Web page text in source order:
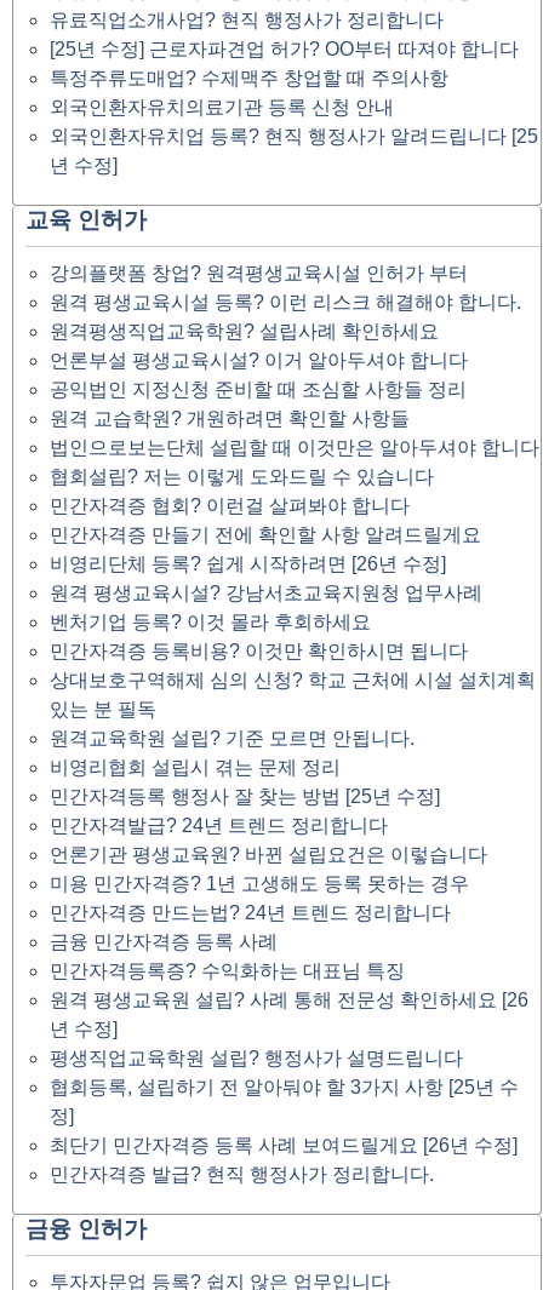
유료직업소개사업? 현직 행정사가 정리합니다
[25년 수정] 근로자파견업 허가? OO부터 따져야 합니다
특정주류도매업? 수제맥주 창업할 때 주의사항
외국인환자유치의료기관 등록 신청 안내
외국인환자유치업 등록? 현직 행정사가 알려드립니다 [25
년 수정]
교육 인허가
강의플랫폼 창업? 원격평생교육시설 인허가 부터
원격 평생교육시설 등록? 이런 리스크 해결해야 합니다.
원격평생직업교육학원? 설립사례 확인하세요
언론부설 평생교육시설? 이거 알아두셔야 합니다
공익법인 지정신청 준비할 때 조심할 사항들 정리
원격 교습학원? 개원하려면 확인할 사항들
법인으로보는단체 설립할 때 이것만은 알아두셔야 합니다
협회설립? 저는 이렇게 도와드릴 수 있습니다
민간자격증 협회? 이런걸 살펴봐야 합니다
민간자격증 만들기 전에 확인할 사항 알려드릴게요
비영리단체 등록? 쉽게 시작하려면 [26년 수정]
원격 평생교육시설? 강남서초교육지원청 업무사례
벤처기업 등록? 이것 몰라 후회하세요
민간자격증 등록비용? 이것만 확인하시면 됩니다
상대보호구역해제 심의 신청? 학교 근처에 시설 설치계획
있는 분 필독
원격교육학원 설립? 기준 모르면 안됩니다.
비영리협회 설립시 겪는 문제 정리
민간자격등록 행정사 잘 찾는 방법 [25년 수정]
민간자격발급? 24년 트렌드 정리합니다
언론기관 평생교육원? 바뀐 설립요건은 이렇습니다
미용 민간자격증? 1년 고생해도 등록 못하는 경우
민간자격증 만드는법? 24년 트렌드 정리합니다
금융 민간자격증 등록 사례
민간자격등록증? 수익화하는 대표님 특징
원격 평생교육원 설립? 사례 통해 전문성 확인하세요 [26
년 수정]
평생직업교육학원 설립? 행정사가 설명드립니다
협회등록, 설립하기 전 알아둬야 할 3가지 사항 [25년 수
정]
최단기 민간자격증 등록 사례 보여드릴게요 [26년 수정]
민간자격증 발급? 현직 행정사가 정리합니다.
금융 인허가
투자자문업 등록? 쉽지 않은 업무입니다